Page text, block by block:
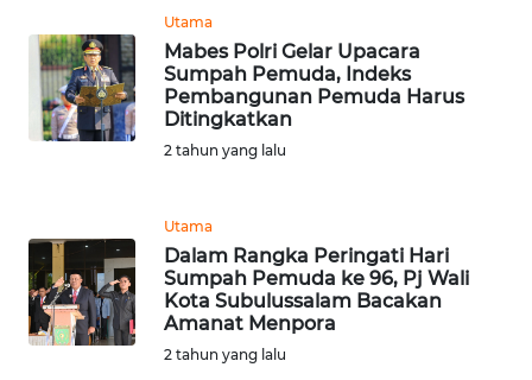
Utama
Mabes Polri Gelar Upacara
Sumpah Pemuda, Indeks
Pembangunan Pemuda Harus
Ditingkatkan
2 tahun yang lalu
Utama
Dalam Rangka Peringati Hari
Sumpah Pemuda ke 96, Pj Wali
Kota Subulussalam Bacakan
Amanat Menpora
2 tahun yang lalu
WN
TAPANULI
SELATAN
WN
KARO
WN